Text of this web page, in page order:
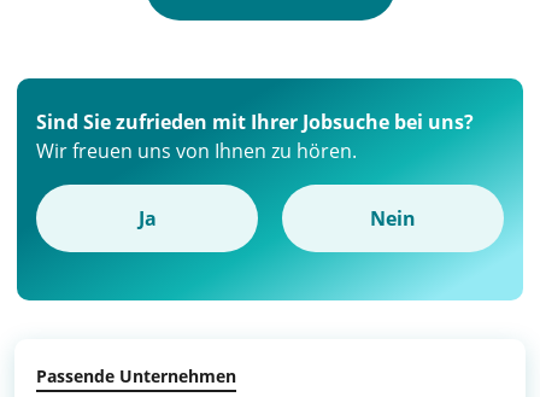
Sind Sie zufrieden mit Ihrer Jobsuche bei uns?
Wir freuen uns von Ihnen zu hören.
Ja Nein
Passende Unternehmen